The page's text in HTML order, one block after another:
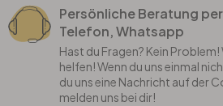
Persönliche Beratung
Telefon, Whatsapp
Hast du Fragen? Kein Problem!
helfen! Wenn du uns einmal
du uns eine Nachricht auf der
melden uns bei dir!